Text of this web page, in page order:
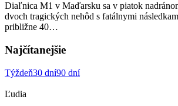
Diaľnica M1 v Maďarsku sa v piatok
dvoch tragických nehôd s fatálnymi
približne 40…
Najčítanejšie
Týždeň30 dní90 dní
Ľudia